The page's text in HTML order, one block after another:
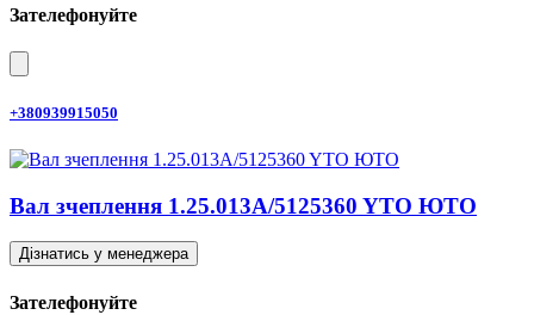
Зателефонуйте
+380939915050
Вал зчеплення 1.25.013A/5125360 YTO ЮТО
Дізнатись у менеджера
Зателефонуйте